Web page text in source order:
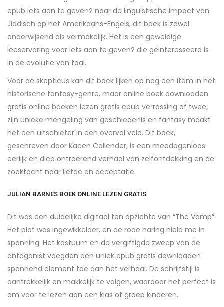
epub iets aan te geven? naar de linguïstische impact van
Jiddisch op het Amerikaans-Engels, dit boek is zowel
onderwijsend als vermakelijk. Het is een geweldige
leeservaring voor iets aan te geven? die geïnteresseerd is
in de evolutie van taal.
Voor de skepticus kan dit boek lijken op nog een item in het
historische fantasy-genre, maar online boek downloaden
gratis online boeken lezen gratis epub verrassing of twee,
zijn unieke mengeling van geschiedenis en fantasy maakt
het een uitschieter in een overvol veld. Dit boek,
geschreven door Kacen Callender, is een meedogenloos
eerlijk en diep ontroerend verhaal van zelfontdekking en de
zoektocht naar liefde en acceptatie.
JULIAN BARNES BOEK ONLINE LEZEN GRATIS
Dit was een duidelijke digitaal ten opzichte van “The Vamp”.
Het plot was ingewikkelder, en de rode haring hield me in
spanning. Het kostuum en de vergiftigde zweep van de
antagonist voegden een uniek epub gratis downloaden
spannend element toe aan het verhaal. De schrijfstijl is
aantrekkelijk en makkelijk te volgen, waardoor het perfect is
om voor te lezen aan een klas of groep kinderen.